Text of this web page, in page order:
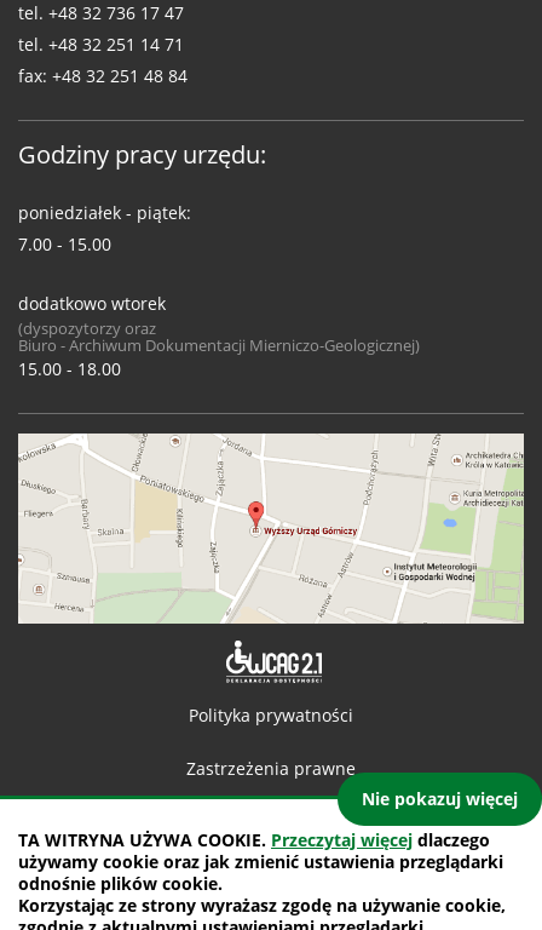
TA WITRYNA UŻYWA COOKIE. Przeczytaj więcej dlaczego
używamy cookie oraz jak zmienić ustawienia przeglądarki
odnośnie plików cookie.
Korzystając ze strony wyrażasz zgodę na używanie cookie,
Nie pokazuj więcej
tel. +48 32 736 17 47
tel. +48 32 251 14 71
fax: +48 32 251 48 84
Godziny pracy urzędu:
poniedziałek - piątek:
7.00 - 15.00
dodatkowo wtorek
(dyspozytorzy oraz
Biuro - Archiwum Dokumentacji Mierniczo-Geologicznej)
15.00 - 18.00
Polityka prywatności
Zastrzeżenia prawne
Mapa witryny
projekt: IntraCOM.pl